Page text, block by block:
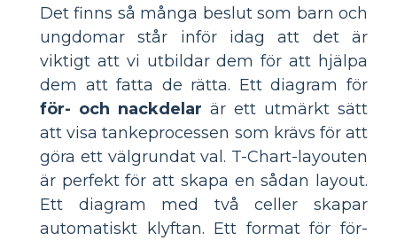
Det finns så många beslut som barn och
ungdomar står inför idag att det är
viktigt att vi utbildar dem för att hjälpa
dem att fatta de rätta. Ett diagram för
för- och nackdelar är ett utmärkt sätt
att visa tankeprocessen som krävs för att
göra ett välgrundat val. T-Chart-layouten
är perfekt för att skapa en sådan layout.
Ett diagram med två celler skapar
automatiskt klyftan. Ett format för för-